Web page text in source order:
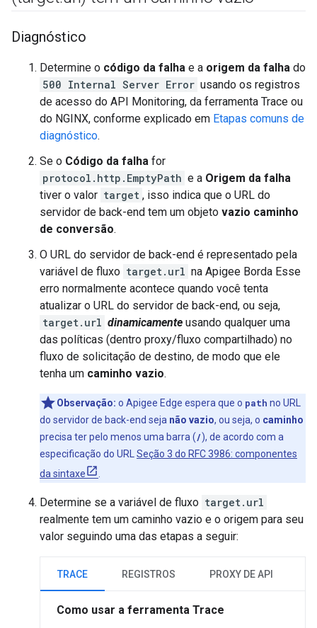
Diagnóstico
Determine o código da falha e a origem da falha do
500 Internal Server Error usando os registros
de acesso do API Monitoring, da ferramenta Trace ou
do NGINX, conforme explicado em Etapas comuns de
diagnóstico.
Se o Código da falha for
protocol.http.EmptyPath e a Origem da falha
tiver o valor target , isso indica que o URL do
servidor de back-end tem um objeto vazio caminho
de conversão.
O URL do servidor de back-end é representado pela
variável de fluxo target.url na Apigee Borda Esse
erro normalmente acontece quando você tenta
atualizar o URL do servidor de back-end, ou seja,
target.url dinamicamente usando qualquer uma
das políticas (dentro proxy/fluxo compartilhado) no
fluxo de solicitação de destino, de modo que ele
tenha um caminho vazio.
Observação: o Apigee Edge espera que o path no URL
do servidor de back-end seja não vazio, ou seja, o caminho
precisa ter pelo menos uma barra (/), de acordo com a
especificação do URL Seção 3 do RFC 3986: componentes
da sintaxe
Determine se a variável de fluxo target.url
realmente tem um caminho vazio e o origem para seu
valor seguindo uma das etapas a seguir:
TRACE REGISTROS PROXY DE API
Como usar a ferramenta Trace